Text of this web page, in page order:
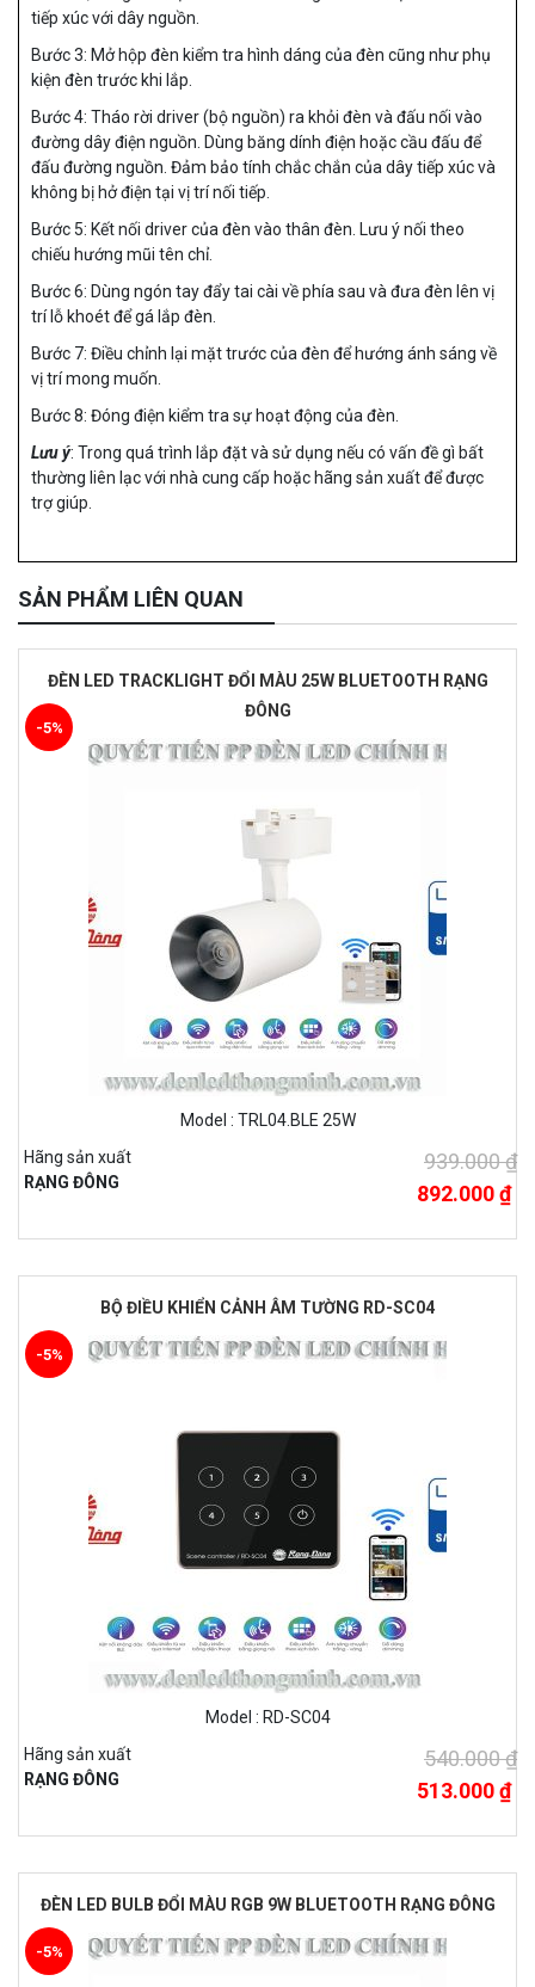
tiếp xúc với dây nguồn.
Bước 3: Mở hộp đèn kiểm tra hình dáng của đèn cũng như phụ
kiện đèn trước khi lắp.
Bước 4: Tháo rời driver (bộ nguồn) ra khỏi đèn và đấu nối vào
đường dây điện nguồn. Dùng băng dính điện hoặc cầu đấu để
đấu đường nguồn. Đảm bảo tính chắc chắn của dây tiếp xúc và
không bị hở điện tại vị trí nối tiếp.
Bước 5: Kết nối driver của đèn vào thân đèn. Lưu ý nối theo
chiếu hướng mũi tên chỉ.
Bước 6: Dùng ngón tay đẩy tai cài về phía sau và đưa đèn lên vị
trí lỗ khoét để gá lắp đèn.
Bước 7: Điều chỉnh lại mặt trước của đèn để hướng ánh sáng về
vị trí mong muốn.
Bước 8: Đóng điện kiểm tra sự hoạt động của đèn.
Lưu ý: Trong quá trình lắp đặt và sử dụng nếu có vấn đề gì bất
thường liên lạc với nhà cung cấp hoặc hãng sản xuất để được
trợ giúp.
SẢN PHẨM LIÊN QUAN
ĐÈN LED TRACKLIGHT ĐỔI MÀU 25W BLUETOOTH RẠNG
ĐÔNG
Model : TRL04.BLE 25W
Hãng sản xuất
RẠNG ĐÔNG
939.000 ₫
892.000 ₫
-5%
BỘ ĐIỀU KHIỂN CẢNH ÂM TƯỜNG RD-SC04
Model : RD-SC04
Hãng sản xuất
RẠNG ĐÔNG
540.000 ₫
513.000 ₫
-5%
ĐÈN LED BULB ĐỔI MÀU RGB 9W BLUETOOTH RẠNG ĐÔNG
-5%